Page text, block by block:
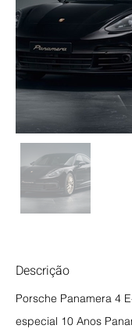
Descrição
Porsche Panamera 4
especial 10 Anos